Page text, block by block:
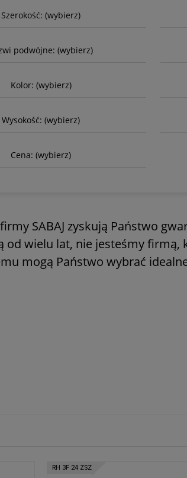
Szerokość: (wybierz)
podwójne: (wybierz)
Kolor: (wybierz)
Wysokość: (wybierz)
Cena: (wybierz)
firmy SABAJ zyskują Państwo
wielu lat, nie jesteśmy firmą,
mogą Państwo wybrać
RH 3F 24 ZSZ